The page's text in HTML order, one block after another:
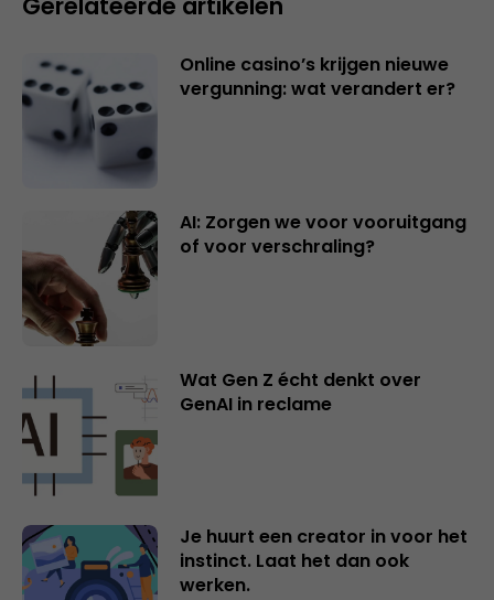
Gerelateerde artikelen
Online casino’s krijgen nieuwe
vergunning: wat verandert er?
AI: Zorgen we voor vooruitgang
of voor verschraling?
Wat Gen Z écht denkt over
GenAI in reclame
Je huurt een creator in voor het
instinct. Laat het dan ook
werken.